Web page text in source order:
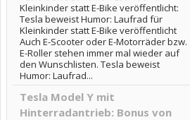
Kleinkinder statt E-Bike veröffentlicht:
Tesla beweist Humor: Laufrad für
Kleinkinder statt E-Bike veröffentlicht
Auch E-Scooter oder E-Motorräder bzw.
E-Roller stehen immer mal wieder auf
den Wunschlisten. Tesla beweist
Humor: Laufrad...
Tesla Model Y mit
Hinterradantrieb: Bonus von